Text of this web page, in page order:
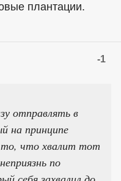
плантации.
-1
отправлять в
на принципе
то, что хвалит тот
по